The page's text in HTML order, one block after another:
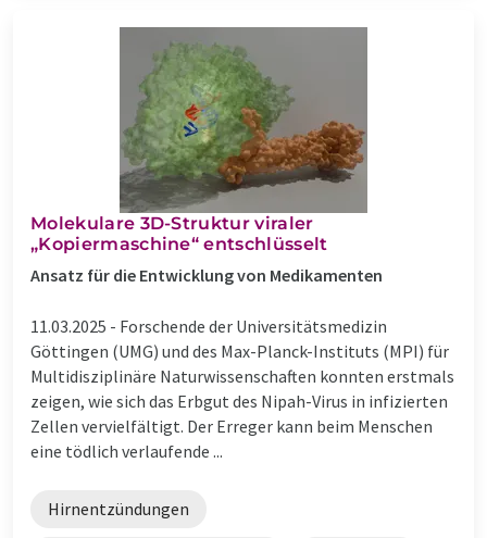
Molekulare 3D-Struktur viraler
„Kopiermaschine“ entschlüsselt
Ansatz für die Entwicklung von Medikamenten
11.03.2025 - Forschende der Universitätsmedizin
Göttingen (UMG) und des Max-Planck-Instituts (MPI) für
Multidisziplinäre Naturwissenschaften konnten erstmals
zeigen, wie sich das Erbgut des Nipah-Virus in infizierten
Zellen vervielfältigt. Der Erreger kann beim Menschen
eine tödlich verlaufende ...
Hirnentzündungen